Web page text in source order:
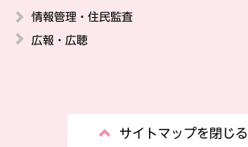
情報管理・住民監査
広報・広聴
サイトマップを閉じる